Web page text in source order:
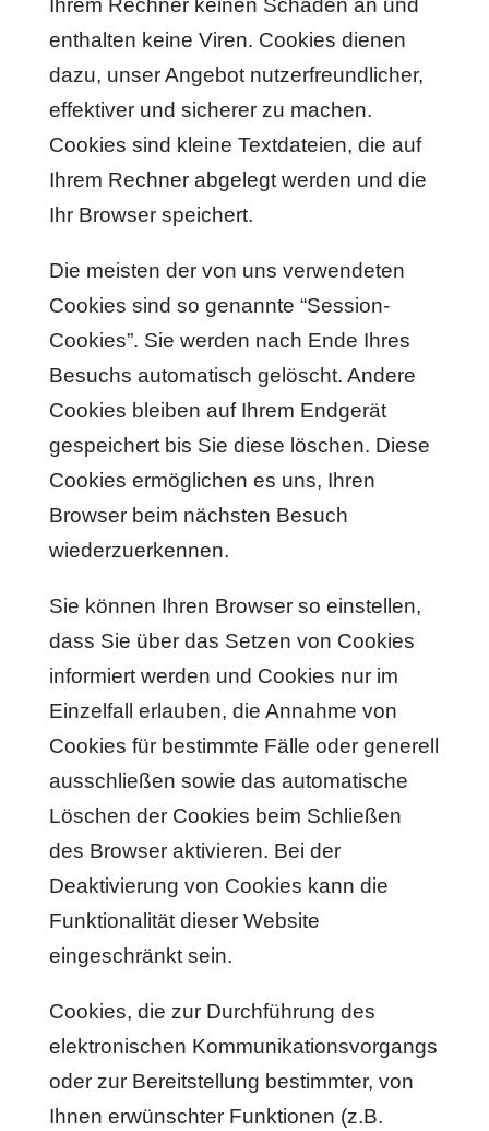
Ihrem Rechner keinen Schaden an und
enthalten keine Viren. Cookies dienen
dazu, unser Angebot nutzerfreundlicher,
effektiver und sicherer zu machen.
Cookies sind kleine Textdateien, die auf
Ihrem Rechner abgelegt werden und die
Ihr Browser speichert.
Die meisten der von uns verwendeten
Cookies sind so genannte “Session-
Cookies”. Sie werden nach Ende Ihres
Besuchs automatisch gelöscht. Andere
Cookies bleiben auf Ihrem Endgerät
gespeichert bis Sie diese löschen. Diese
Cookies ermöglichen es uns, Ihren
Browser beim nächsten Besuch
wiederzuerkennen.
Sie können Ihren Browser so einstellen,
dass Sie über das Setzen von Cookies
informiert werden und Cookies nur im
Einzelfall erlauben, die Annahme von
Cookies für bestimmte Fälle oder generell
ausschließen sowie das automatische
Löschen der Cookies beim Schließen
des Browser aktivieren. Bei der
Deaktivierung von Cookies kann die
Funktionalität dieser Website
eingeschränkt sein.
Cookies, die zur Durchführung des
elektronischen Kommunikationsvorgangs
oder zur Bereitstellung bestimmter, von
Ihnen erwünschter Funktionen (z.B.